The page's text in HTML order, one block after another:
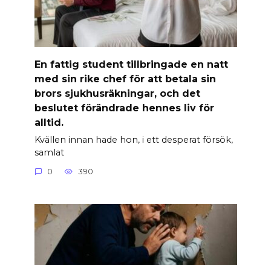
En fattig student tillbringade en natt
med sin rike chef för att betala sin
brors sjukhusräkningar, och det
beslutet förändrade hennes liv för
alltid.
Kvällen innan hade hon, i ett desperat försök,
samlat
0 390